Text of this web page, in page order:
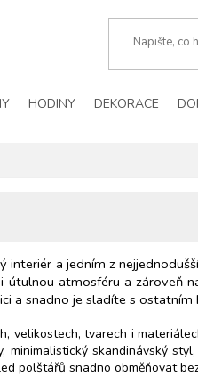
HODINY DEKORACE
a jedním z
atmosféru a zároveň
a snadno je sladíte s
velikostech, tvarech i
skandinávský
polštářů snadno obměňovat